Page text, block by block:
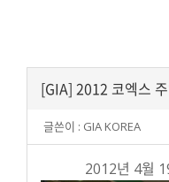
[GIA] 2012 코엑스
글쓴이 : GIA KOREA
2012년 4월